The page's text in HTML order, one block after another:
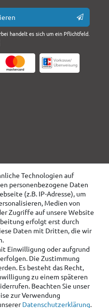
Technologien auf
personenbezogene Daten
(z.B. IP-Adresse), um
Medien von
Zugriffe auf unsere Website
erfolgt erst durch
Daten mit Dritten, die wir
Einwilligung oder aufgrund
Die Zustimmung
Es besteht das Recht,
zu einem späteren
Beachten Sie unser
zur Verwendung
Daten­schutz­erklärung.
handelt es sich um ein Pflichtfeld.